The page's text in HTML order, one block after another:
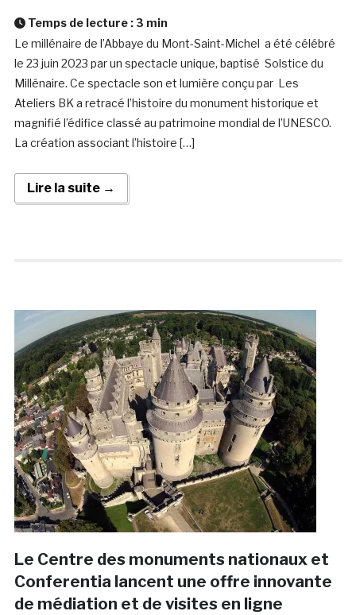
Temps de lecture : 3 min
Le millénaire de l’Abbaye du Mont-Saint-Michel a été célébré
le 23 juin 2023 par un spectacle unique, baptisé Solstice du
Millénaire. Ce spectacle son et lumière conçu par Les
Ateliers BK a retracé l’histoire du monument historique et
magnifié l’édifice classé au patrimoine mondial de l’UNESCO.
La création associant l’histoire […]
Lire la suite →
Le Centre des monuments nationaux et
Conferentia lancent une offre innovante
de médiation et de visites en ligne